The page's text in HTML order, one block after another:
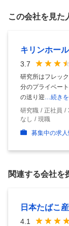
この会社を見た
キリンホー
3.7
研究所はフレッ
分のプライベー
の送り迎 …続き
研究職
正社員
なし
現職
募集中の求
関連する会社を
日本たばこ
4.1